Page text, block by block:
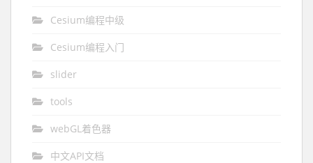
Cesium编程中级
Cesium编程入门
slider
tools
webGL着色器
中文API文档